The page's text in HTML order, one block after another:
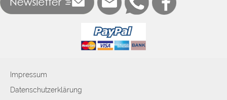
Impressum
Datenschutzerklärung